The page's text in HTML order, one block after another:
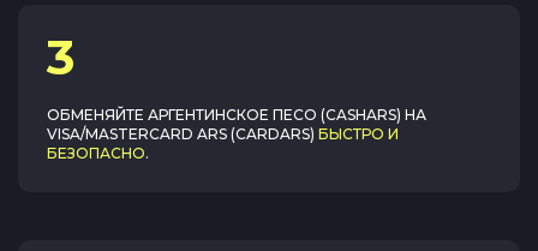
3
ОБМЕНЯЙТЕ АРГЕНТИНСКОЕ ПЕСО (CASHARS) НА
VISA/MASTERCARD ARS (CARDARS) БЫСТРО И
БЕЗОПАСНО.